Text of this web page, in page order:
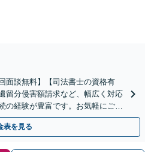
面談無料】【司法書士の資格有
留分侵害額請求など、幅広く対応
の経験が豊富です。お気軽にご相
【オンライン面談可】
表を見る